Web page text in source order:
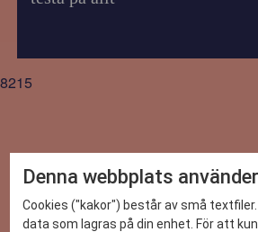
DET HÄR
8215
Denna webbplats
Cookies ("kakor") består av små
data som lagras på din enhet. För att